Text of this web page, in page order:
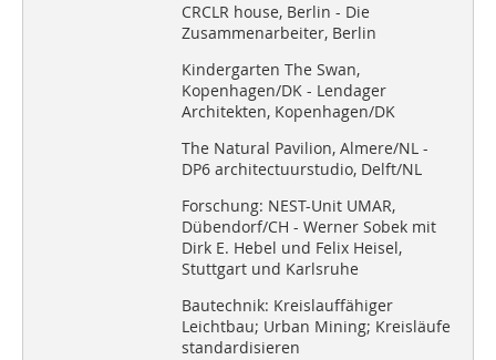
CRCLR house, Berlin - Die
Zusammenarbeiter, Berlin
Kindergarten The Swan,
Kopenhagen/DK - Lendager
Architekten, Kopenhagen/DK
The Natural Pavilion, Almere/NL -
DP6 architectuurstudio, Delft/NL
Forschung: NEST-Unit UMAR,
Dübendorf/CH - Werner Sobek mit
Dirk E. Hebel und Felix Heisel,
Stuttgart und Karlsruhe
Bautechnik: Kreislauffähiger
Leichtbau; Urban Mining; Kreisläufe
standardisieren